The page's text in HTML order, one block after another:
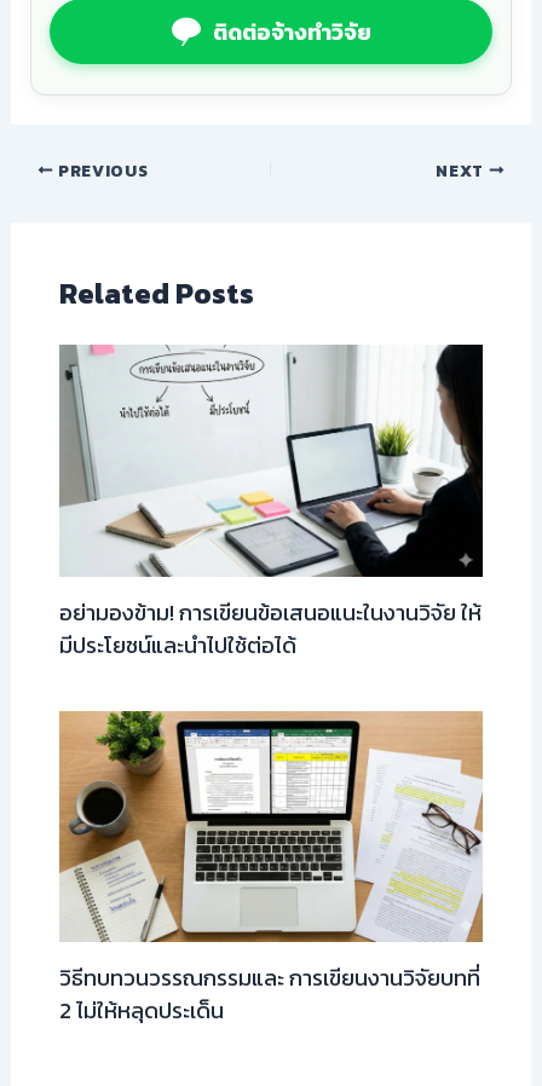
ติดต่อจ้างทำวิจัย
PREVIOUS NEXT
Related Posts
อย่ามองข้าม! การเขียนข้อเสนอแนะในงานวิจัย ให้
มีประโยชน์และนำไปใช้ต่อได้
วิธีทบทวนวรรณกรรมและ การเขียนงานวิจัยบทที่
2 ไม่ให้หลุดประเด็น